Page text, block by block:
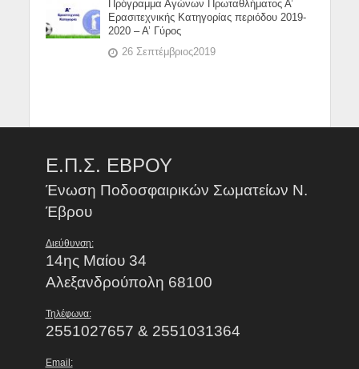
Πρόγραμμα Αγώνων Πρωταθλήματος Α’
Ερασιτεχνικής Κατηγορίας περιόδου 2019-
2020 – Α’ Γύρος
26 Σεπτέμβριος2019
Ε.Π.Σ. ΕΒΡΟΥ
Ένωση Ποδοσφαιρικών Σωματείων Ν.
Έβρου
Διεύθυνση:
14ης Μαίου 34
Αλεξανδρούπολη 68100
Τηλέφωνα:
2551027657 & 2551031364
Email: